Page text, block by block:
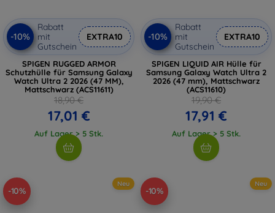
-10%
Rabatt
mit
Gutschein
EXTRA10
SPIGEN RUGGED ARMOR
Schutzhülle für Samsung Galaxy
Watch Ultra 2 2026 (47 MM),
Mattschwarz (ACS11611)
18,90 €
17,01 €
Auf Lager > 5 Stk.
-10%
Rabatt
mit
Gutschein
EXTRA10
SPIGEN LIQUID AIR Hülle für
Samsung Galaxy Watch Ultra 2
2026 (47 mm), Mattschwarz
(ACS11610)
19,90 €
17,91 €
Auf Lager > 5 Stk.
-10%
Neu
-10%
Neu